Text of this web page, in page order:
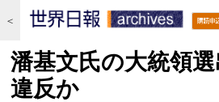
＜
潘基文氏の大統領
違反か